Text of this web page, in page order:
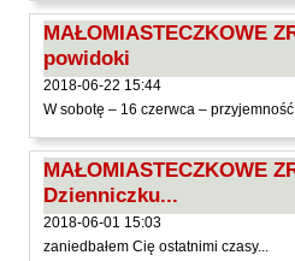
Kopacki Andrzej
Kosiorowski Zbigniew
Kryszak Janusz
Kuźnicki Sławomir
Kyrcz Jr Kazimierz
Latawiec Bogusława
MAŁOMIASTECZKOWE
powidoki
2018-06-22 15:44
W sobotę – 16 czerwca –
MAŁOMIASTECZKOWE
Dzienniczku...
2018-06-01 15:03
zaniedbałem Cię ostatnimi czasy...